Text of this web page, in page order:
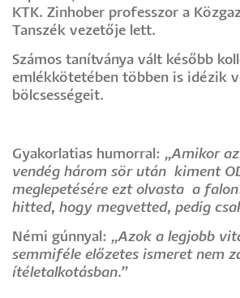
KTK. Zinhober professzor a
Tanszék vezetője lett.
Számos tanítványa vált később
emlékkötetében többen is idézik
bölcsességeit.
Gyakorlatias humorral: „Amikor
vendég három sör után kiment
meglepetésére ezt olvasta a
hitted, hogy megvetted, pedig
Némi gúnnyal: „Azok a legjobb
semmiféle előzetes ismeret nem
ítéletalkotásban.”